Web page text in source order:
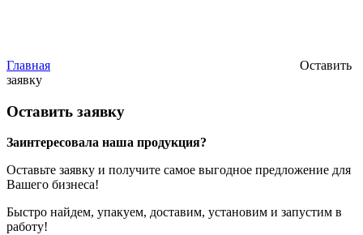
Главная
Оставить
заявку
Оставить заявку
Заинтересовала наша продукция?
Оставьте заявку и получите самое выгодное предложение для
Вашего бизнеса!
Быстро найдем, упакуем, доставим, установим и запустим в
работу!